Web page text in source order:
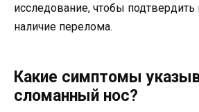
исследование, чтобы
наличие перелома.
Какие симптомы
сломанный нос?